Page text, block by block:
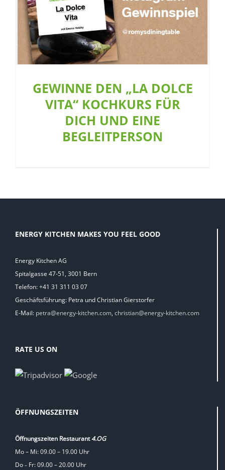
GEWINNE DEN „LA DOLCE
VITA“ KOCHKURS FÜR
DICH UND EINE
BEGLEITPERSON
ENERGY KITCHEN MAKES YOU FEEL GOOD
Energy Kitchen AG
Spitalgasse 47-51, 3001 Bern
Telefon: +41 31 311 03 07
Geschäftsführung: Petra und Christian Gierstorfer
E-Mail: petra@energy-kitchen.com, christian@energy-kitchen.com
RATE US ON
ÖFFNUNGSZEITEN
Öffnungszeiten Restaurant4.OG
Mo – Mi: 09.00 – 19.00 Uhr
Do – Fr: 09.00 – 20.00 Uhr